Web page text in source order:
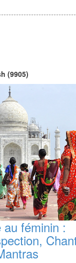
(9905)
au féminin :